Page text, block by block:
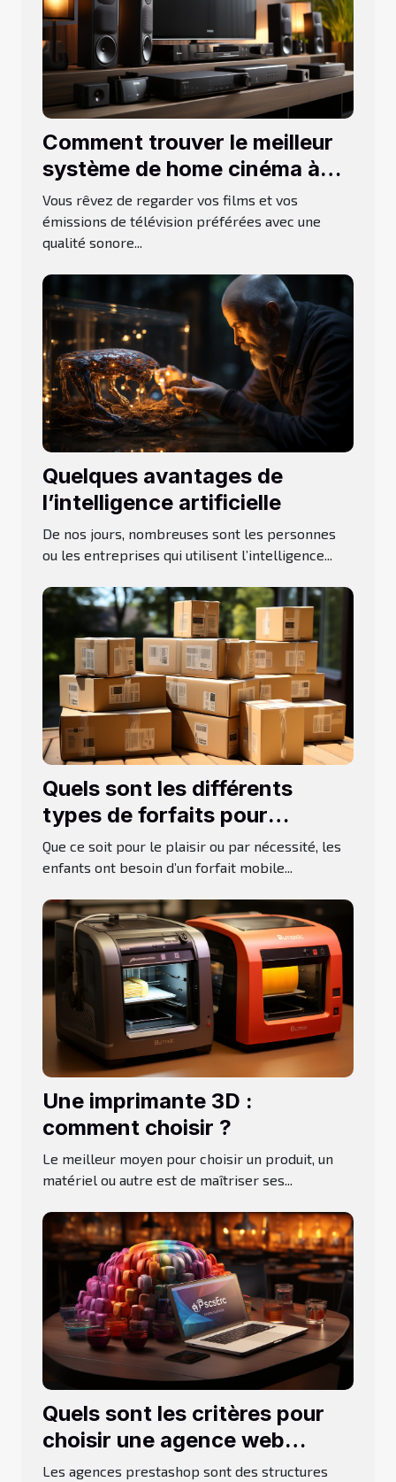
Comment trouver le meilleur
système de home cinéma à
acheter ?
Vous rêvez de regarder vos films et vos
émissions de télévision préférées avec une
qualité sonore...
Quelques avantages de
l’intelligence artificielle
De nos jours, nombreuses sont les personnes
ou les entreprises qui utilisent l’intelligence...
Quels sont les différents
types de forfaits pour
adolescent ?
Que ce soit pour le plaisir ou par nécessité, les
enfants ont besoin d’un forfait mobile...
Une imprimante 3D :
comment choisir ?
Le meilleur moyen pour choisir un produit, un
matériel ou autre est de maîtriser ses...
Quels sont les critères pour
choisir une agence web
Prestashop ?
Les agences prestashop sont des structures